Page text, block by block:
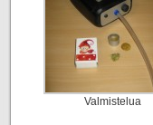
Valmistelua